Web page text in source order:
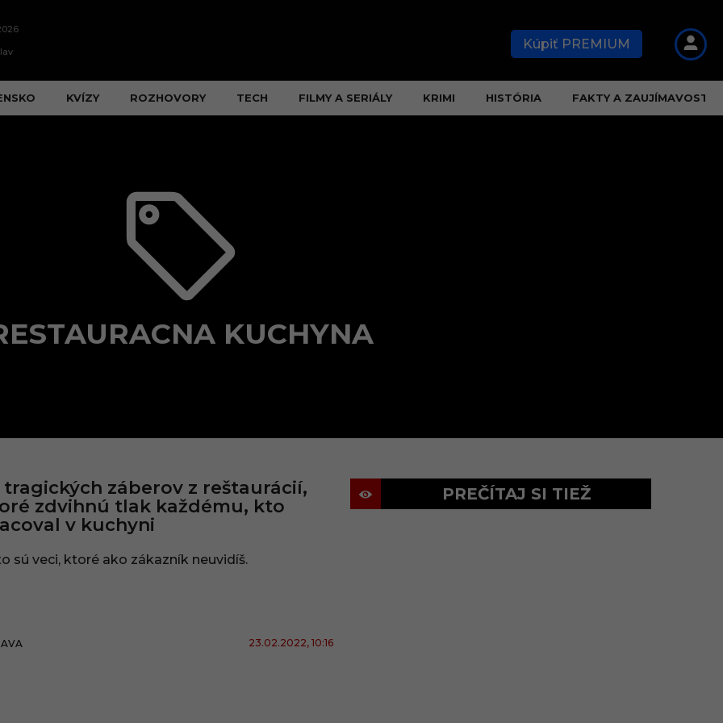
Kúpiť PREMIUM
KVÍZY ROZHOVORY TECH FILMY A SERIÁLY KRIMI HISTÓRIA FAKTY A ZAUJÍMAVOSTI
KUCHYNA
tragických záberov z reštaurácií,
zdvihnú tlak každému, kto
v kuchyni
sú veci, ktoré ako zákazník neuvidíš.
23.02.2022, 10:16
PREČÍTAJ SI TIEŽ